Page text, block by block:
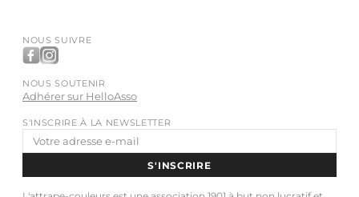
NOUS SUIVRE
NOUS SOUTENIR
Adhérer sur HelloAsso
S'INSCRIRE À LA NEWSLETTER
Adresse
e-
mail
S'INSCRIRE